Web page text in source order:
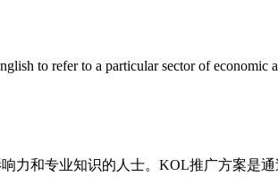
to refer to a particular sector of economic
力和专业知识的人士。KOL推广方案是